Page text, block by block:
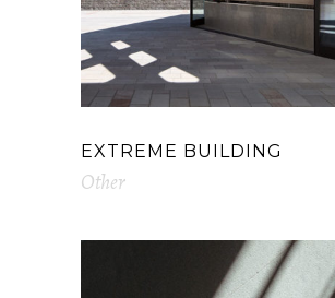
EXTREME BUILDING
Other